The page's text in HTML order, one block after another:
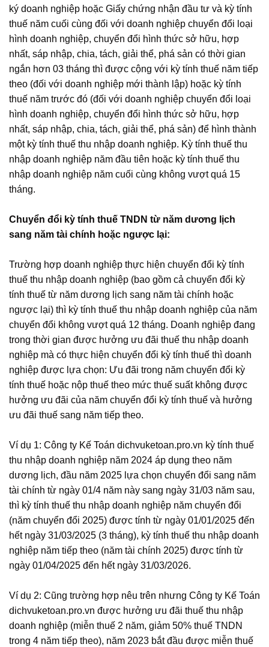
ký doanh nghiệp hoặc Giấy chứng nhận đầu tư và kỳ tính
thuế năm cuối cùng đối với doanh nghiệp chuyển đổi loại
hình doanh nghiệp, chuyển đổi hình thức sở hữu, hợp
nhất, sáp nhập, chia, tách, giải thể, phá sản có thời gian
ngắn hơn 03 tháng thì được cộng với kỳ tính thuế năm tiếp
theo (đối với doanh nghiệp mới thành lập) hoặc kỳ tính
thuế năm trước đó (đối với doanh nghiệp chuyển đổi loại
hình doanh nghiệp, chuyển đổi hình thức sở hữu, hợp
nhất, sáp nhập, chia, tách, giải thể, phá sản) để hình thành
một kỳ tính thuế thu nhập doanh nghiệp. Kỳ tính thuế thu
nhập doanh nghiệp năm đầu tiên hoặc kỳ tính thuế thu
nhập doanh nghiệp năm cuối cùng không vượt quá 15
tháng.
Chuyển đổi kỳ tính thuế TNDN từ năm dương lịch
sang năm tài chính hoặc ngược lại:
Trường hợp doanh nghiệp thực hiện chuyển đổi kỳ tính
thuế thu nhập doanh nghiệp (bao gồm cả chuyển đổi kỳ
tính thuế từ năm dương lịch sang năm tài chính hoặc
ngược lại) thì kỳ tính thuế thu nhập doanh nghiệp của năm
chuyển đổi không vượt quá 12 tháng. Doanh nghiệp đang
trong thời gian được hưởng ưu đãi thuế thu nhập doanh
nghiệp mà có thực hiện chuyển đổi kỳ tính thuế thì doanh
nghiệp được lựa chọn: Ưu đãi trong năm chuyển đổi kỳ
tính thuế hoặc nộp thuế theo mức thuế suất không được
hưởng ưu đãi của năm chuyển đổi kỳ tính thuế và hưởng
ưu đãi thuế sang năm tiếp theo.
Ví dụ 1: Công ty Kế Toán dichvuketoan.pro.vn kỳ tính thuế
thu nhập doanh nghiệp năm 2024 áp dụng theo năm
dương lịch, đầu năm 2025 lựa chọn chuyển đổi sang năm
tài chính từ ngày 01/4 năm này sang ngày 31/03 năm sau,
thì kỳ tính thuế thu nhập doanh nghiệp năm chuyển đổi
(năm chuyển đổi 2025) được tính từ ngày 01/01/2025 đến
hết ngày 31/03/2025 (3 tháng), kỳ tính thuế thu nhập doanh
nghiệp năm tiếp theo (năm tài chính 2025) được tính từ
ngày 01/04/2025 đến hết ngày 31/03/2026.
Ví dụ 2: Cũng trường hợp nêu trên nhưng Công ty Kế Toán
dichvuketoan.pro.vn được hưởng ưu đãi thuế thu nhập
doanh nghiệp (miễn thuế 2 năm, giảm 50% thuế TNDN
trong 4 năm tiếp theo), năm 2023 bắt đầu được miễn thuế